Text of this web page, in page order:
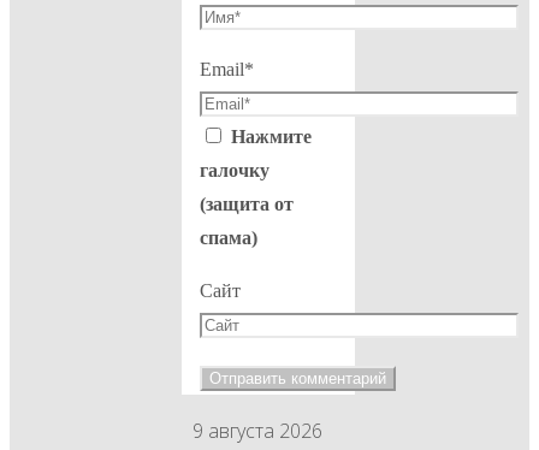
Email*
Нажмите
галочку
(защита от
спама)
Сайт
9 августа 2026